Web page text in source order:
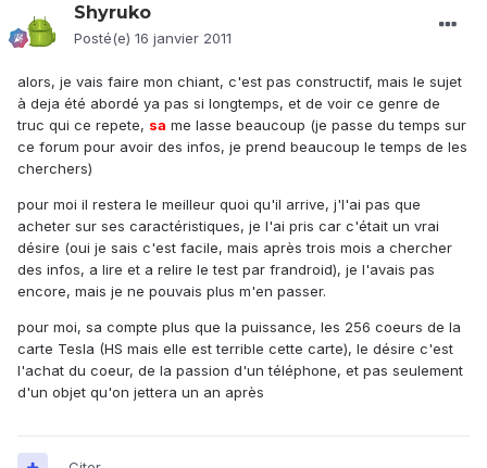
Shyruko
Posté(e) 16 janvier 2011
alors, je vais faire mon chiant, c'est pas constructif, mais le sujet
à deja été abordé ya pas si longtemps, et de voir ce genre de
truc qui ce repete, sa me lasse beaucoup (je passe du temps sur
ce forum pour avoir des infos, je prend beaucoup le temps de les
cherchers)
pour moi il restera le meilleur quoi qu'il arrive, j'l'ai pas que
acheter sur ses caractéristiques, je l'ai pris car c'était un vrai
désire (oui je sais c'est facile, mais après trois mois a chercher
des infos, a lire et a relire le test par frandroid), je l'avais pas
encore, mais je ne pouvais plus m'en passer.
pour moi, sa compte plus que la puissance, les 256 coeurs de la
carte Tesla (HS mais elle est terrible cette carte), le désire c'est
l'achat du coeur, de la passion d'un téléphone, et pas seulement
d'un objet qu'on jettera un an après